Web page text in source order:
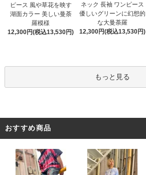
ピース 風や草花を映す
湖面カラー 美しい曼荼
羅模様
12,300円(税込13,530円)
ネック 長袖 ワンピース
優しいグリーンに幻想的
な大曼荼羅
12,300円(税込13,530円)
もっと見る
おすすめ商品